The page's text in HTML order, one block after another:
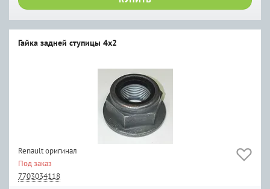
Гайка задней ступицы 4х2
Renault оригинал
Под заказ
7703034118